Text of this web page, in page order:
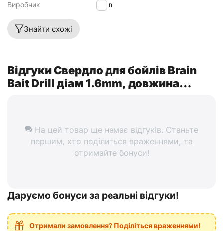
Виробник
Brain
Знайти схожі
Відгуки Свердло для бойлів Brain
Bait Drill діам 1.6mm, довжина
На цей товар ще немає відгуків. Станьте
першим, хто поділиться враженнями, та
отримайте бонуси!
Даруємо бонуси за реальні відгуки!
Отримали замовлення? Поділіться враженнями!